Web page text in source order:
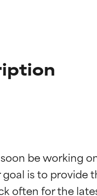
be working
is to
Su eficacia está
Su eficacia está